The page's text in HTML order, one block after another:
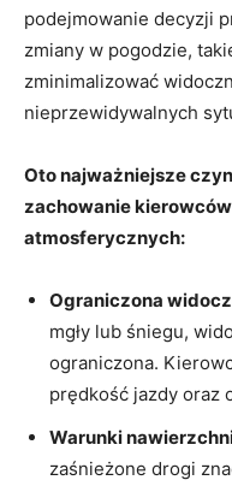
podejmowanie decyzji
‌zmiany w pogodzie,
zminimalizować
nieprzewidywalnych
Oto najważniejsze
zachowanie
atmosferycznych:
Ograniczona
mgły lub śniegu,
ograniczona.
prędkość jazdy​ oraz‌
Warunki
zaśnieżone drogi